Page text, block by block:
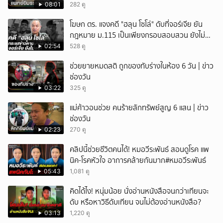
08:01 282 ดู
02:54
โฆษก ตร. แจงคดี "ฮลุน โซโล่" ดับที่จอร์เจีย ยัน
กฎหมาย ม.115 เป็นเพียงกรอบสอบสวน ยังไม่
สรุปสาเหตุ
528 ดู
03:22
ช่วยยายหมดสติ ถูกของทับร่างในห้อง 6 วัน | ข่าว
ช่องวัน
325 ดู
02:23
แม่ค้าวอนช่วย คนร้ายลักทรัพย์สูญ 6 แสน | ข่าว
ช่องวัน
270 ดู
05:43
คลิปนี้ช่วยชีวิตคนได้! หมอวีระพันธ์ สอนดูโรค แพ
นิค-โรคหัวใจ อาการคล้ายกันมาก#หมอวีระพันธ์
1,081 ดู
03:13
คิดได้ไง! หนุ่มน้อย นั่งอ่านหนังสือจนกว่าเทียนจะ
ดับ หรือหาวิธีดับเทียน จนไม่ต้องอ่านหนังสือ?
1,220 ดู